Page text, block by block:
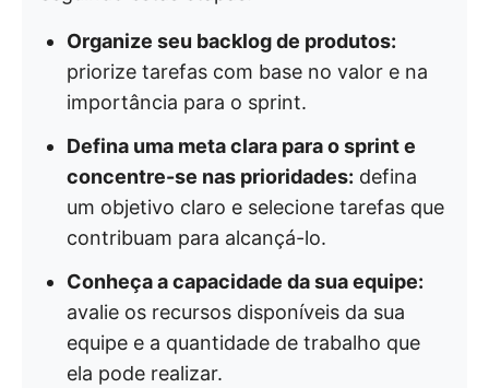
Organize seu backlog de produtos:
priorize tarefas com base no valor e na
importância para o sprint.
Defina uma meta clara para o sprint e
concentre-se nas prioridades: defina
um objetivo claro e selecione tarefas que
contribuam para alcançá-lo.
Conheça a capacidade da sua equipe:
avalie os recursos disponíveis da sua
equipe e a quantidade de trabalho que
ela pode realizar.